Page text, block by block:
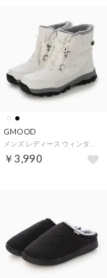
GMOOD
￥3,990